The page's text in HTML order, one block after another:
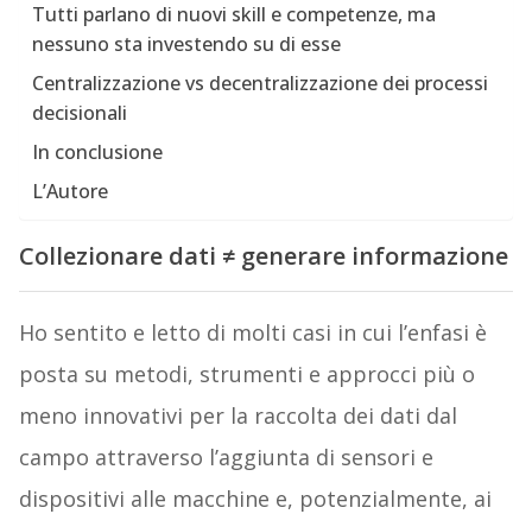
Tutti parlano di nuovi skill e competenze, ma
nessuno sta investendo su di esse
Centralizzazione vs decentralizzazione dei processi
decisionali
In conclusione
L’Autore
Collezionare dati ≠ generare informazione
Ho sentito e letto di molti casi in cui l’enfasi è
posta su metodi, strumenti e approcci più o
meno innovativi per la raccolta dei dati dal
campo attraverso l’aggiunta di sensori e
dispositivi alle macchine e, potenzialmente, ai